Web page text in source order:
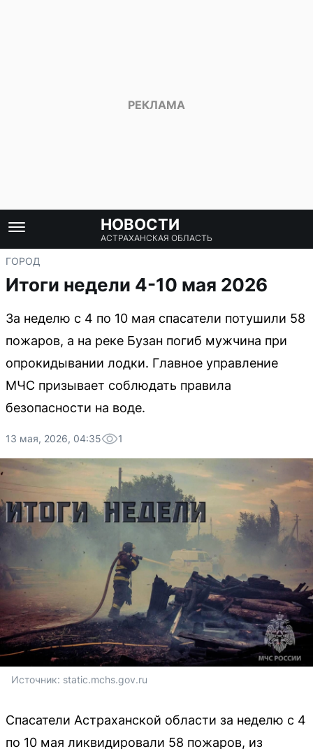
НОВОСТИ
АСТРАХАНСКАЯ ОБЛАСТЬ
ГОРОД
Итоги недели 4-10 мая 2026
За неделю с 4 по 10 мая спасатели потушили 58
пожаров, а на реке Бузан погиб мужчина при
опрокидывании лодки. Главное управление
МЧС призывает соблюдать правила
безопасности на воде.
13 мая, 2026, 04:35 1
Источник: static.mchs.gov.ru
Спасатели Астраханской области за неделю с 4
по 10 мая ликвидировали 58 пожаров, из